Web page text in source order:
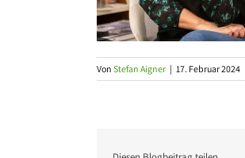
Von Stefan Aigner | 17. Februar 2024